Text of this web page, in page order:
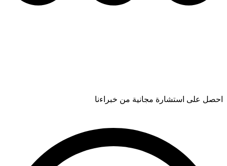
احصل على استشارة مجانية من خبراءنا